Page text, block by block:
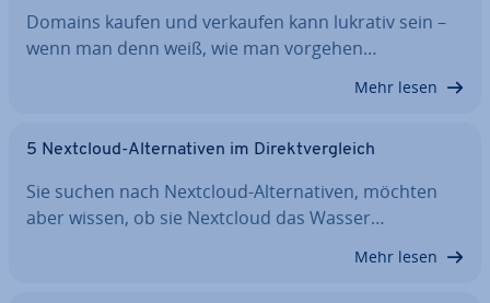
Domains kaufen und verkaufen kann lukrativ sein –
wenn man denn weiß, wie man vorgehen…
Mehr lesen
5 Nextcloud-Al­ter­na­ti­ven im Di­rekt­ver­gleich
Sie suchen nach Nextcloud-Al­ter­na­ti­ven, möchten
aber wissen, ob sie Nextcloud das Wasser…
Mehr lesen